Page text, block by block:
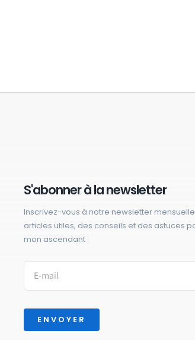
S'abonner à la newsletter
Inscrivez-vous à notre newsletter
articles utiles, des conseils et des astuces
mon ascendant :
ENVOYER